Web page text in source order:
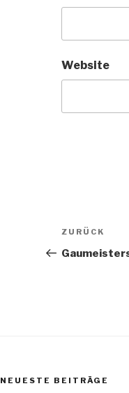
Website
Vorheriger
Beitrag
ZURÜCK
NEUESTE BEITRÄGE